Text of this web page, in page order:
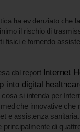
ha evidenziato che la
il rischio di
fisici e fornendo
dal report Internet
into digital
si intenda per
innovative che
e assistenza
principalmente di